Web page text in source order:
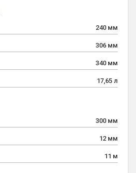
240 мм
306 мм
340 мм
17,65 л
300 мм
12 мм
11 м